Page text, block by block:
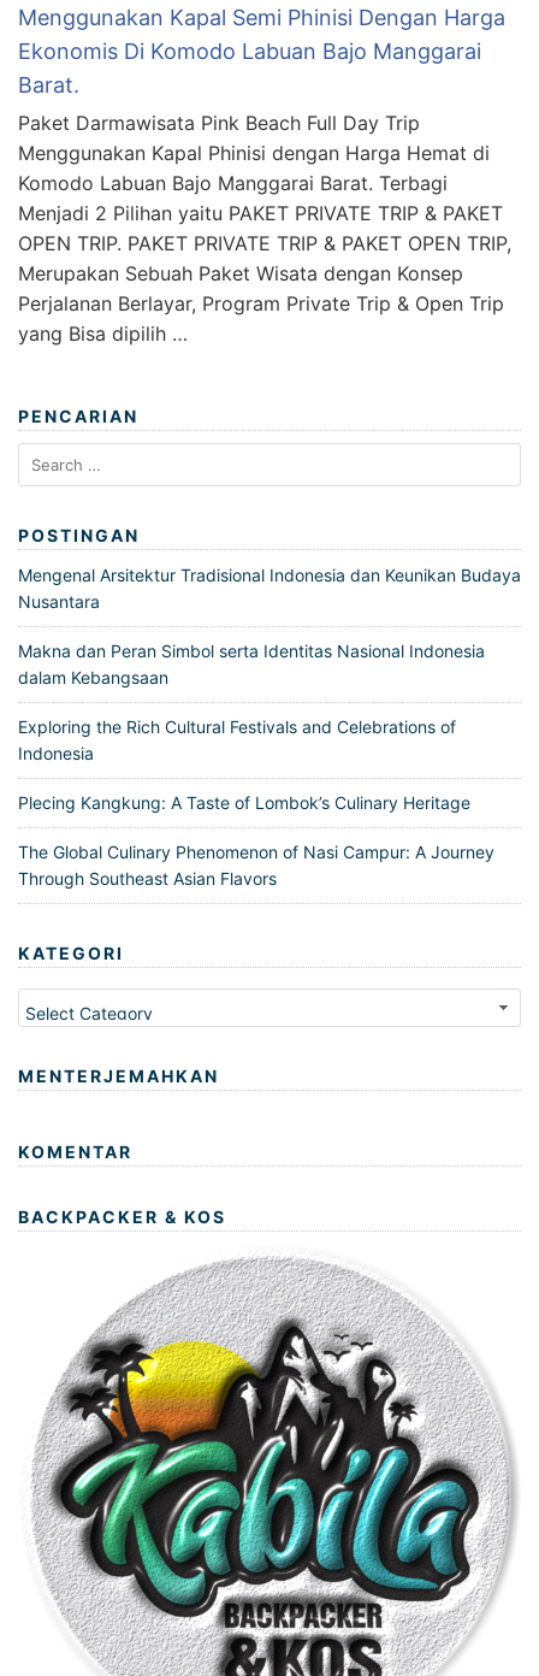
Menggunakan Kapal Semi Phinisi Dengan Harga
Ekonomis Di Komodo Labuan Bajo Manggarai
Barat.
Paket Darmawisata Pink Beach Full Day Trip
Menggunakan Kapal Phinisi dengan Harga Hemat di
Komodo Labuan Bajo Manggarai Barat. Terbagi
Menjadi 2 Pilihan yaitu PAKET PRIVATE TRIP & PAKET
OPEN TRIP. PAKET PRIVATE TRIP & PAKET OPEN TRIP,
Merupakan Sebuah Paket Wisata dengan Konsep
Perjalanan Berlayar, Program Private Trip & Open Trip
yang Bisa dipilih …
PENCARIAN
Search
for:
POSTINGAN
Mengenal Arsitektur Tradisional Indonesia dan Keunikan Budaya
Nusantara
Makna dan Peran Simbol serta Identitas Nasional Indonesia
dalam Kebangsaan
Exploring the Rich Cultural Festivals and Celebrations of
Indonesia
Plecing Kangkung: A Taste of Lombok’s Culinary Heritage
The Global Culinary Phenomenon of Nasi Campur: A Journey
Through Southeast Asian Flavors
KATEGORI
Kategori
MENTERJEMAHKAN
KOMENTAR
BACKPACKER & KOS